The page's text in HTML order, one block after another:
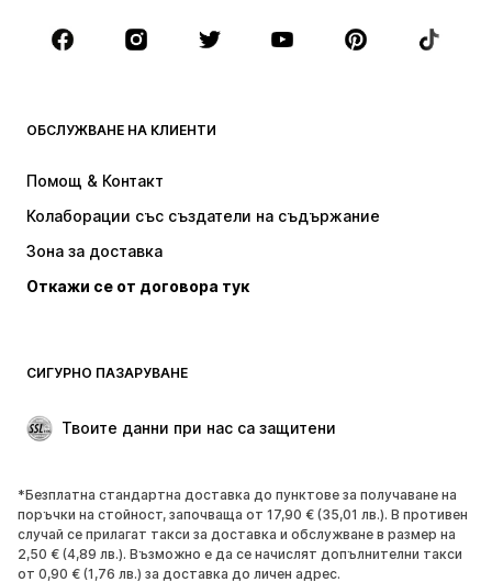
Аксесоари
Premium
НОВО
Пуловери и Трикотаж
Бельо
Палта
Поли
Специални Поводи
ОБУВКИ
НОВО
Популярно
Маратонки
Боти
ОБСЛУЖВАНЕ НА КЛИЕНТИ
Помощ & Контакт
Колаборации със създатели на съдържание
Зона за доставка
Откажи се от договора тук
СИГУРНО ПАЗАРУВАНЕ
Твоите данни при нас са защитени
*Безплатна стандартна доставка до пунктове за получаване на
поръчки на стойност, започваща от 17,90 € (35,01 лв.). В противен
случай се прилагат такси за доставка и обслужване в размер на
2,50 € (4,89 лв.). Възможно е да се начислят допълнителни такси
от 0,90 € (1,76 лв.) за доставка до личен адрес.